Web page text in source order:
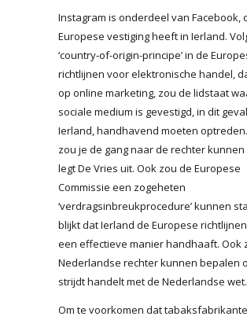
Instagram is onderdeel van Facebook,
Europese vestiging heeft in Ierland.
‘country-of-origin-principe’ in de
richtlijnen voor elektronische handel,
op online marketing, zou de lidstaat
sociale medium is gevestigd, in dit
Ierland, handhavend moeten
zou je de gang naar de rechter kunnen
legt De Vries uit. Ook zou de Europese
Commissie een zogeheten
‘verdragsinbreukprocedure’ kunnen
blijkt dat Ierland de Europese
een effectieve manier handhaaft. Ook
Nederlandse rechter kunnen bepalen
strijdt handelt met de Nederlandse wet.
Om te voorkomen dat